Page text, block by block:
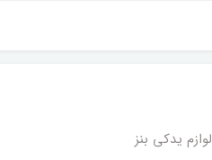
لوازم یدکی بنز